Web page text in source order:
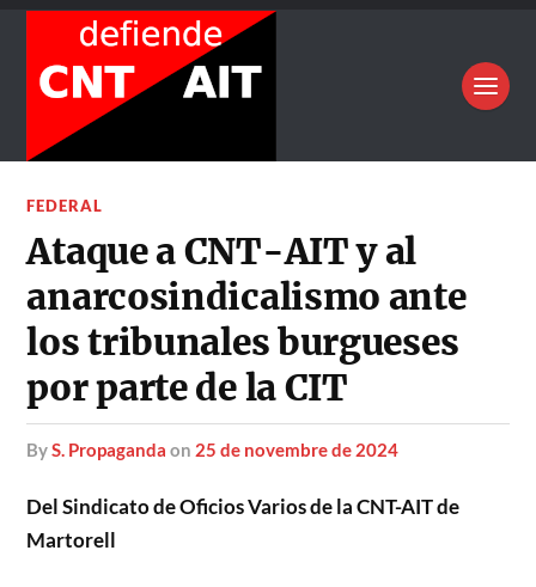
FEDERAL
Ataque a CNT-AIT y al
anarcosindicalismo ante
los tribunales burgueses
por parte de la CIT
byS. Propaganda on 25 de novembre de 2024
Del Sindicato de Oficios Varios de la CNT-AIT de
Martorell